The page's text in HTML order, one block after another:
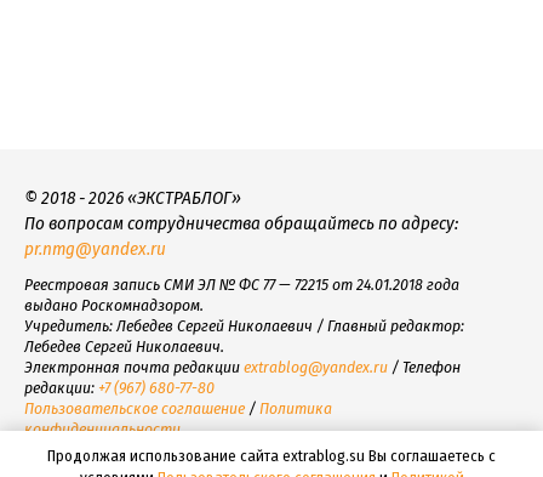
© 2018 - 2026 «ЭКСТРАБЛОГ»
По вопросам сотрудничества обращайтесь по адресу:
pr.nmg@yandex.ru
Реестровая запись СМИ ЭЛ № ФС 77 — 72215 от 24.01.2018 года
выдано Роскомнадзором.
Учредитель: Лебедев Сергей Николаевич / Главный редактор:
Лебедев Сергей Николаевич.
Электронная почта редакцииextrablog@yandex.ru / Телефон
редакции: +7 (967) 680-77-80
Пользовательское соглашение /Политика
конфиденциальности
Продолжая использование сайта extrablog.su Вы соглашаетесь с